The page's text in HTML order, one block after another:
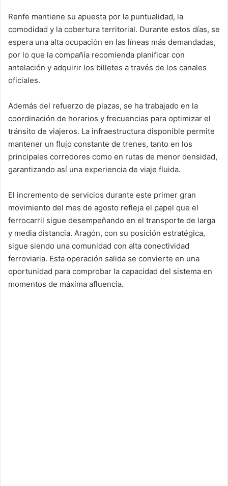
Renfe mantiene su apuesta por la puntualidad, la
comodidad y la cobertura territorial. Durante estos días, se
espera una alta ocupación en las líneas más demandadas,
por lo que la compañía recomienda planificar con
antelación y adquirir los billetes a través de los canales
oficiales.
Además del refuerzo de plazas, se ha trabajado en la
coordinación de horarios y frecuencias para optimizar el
tránsito de viajeros. La infraestructura disponible permite
mantener un flujo constante de trenes, tanto en los
principales corredores como en rutas de menor densidad,
garantizando así una experiencia de viaje fluida.
El incremento de servicios durante este primer gran
movimiento del mes de agosto refleja el papel que el
ferrocarril sigue desempeñando en el transporte de larga
y media distancia. Aragón, con su posición estratégica,
sigue siendo una comunidad con alta conectividad
ferroviaria. Esta operación salida se convierte en una
oportunidad para comprobar la capacidad del sistema en
momentos de máxima afluencia.